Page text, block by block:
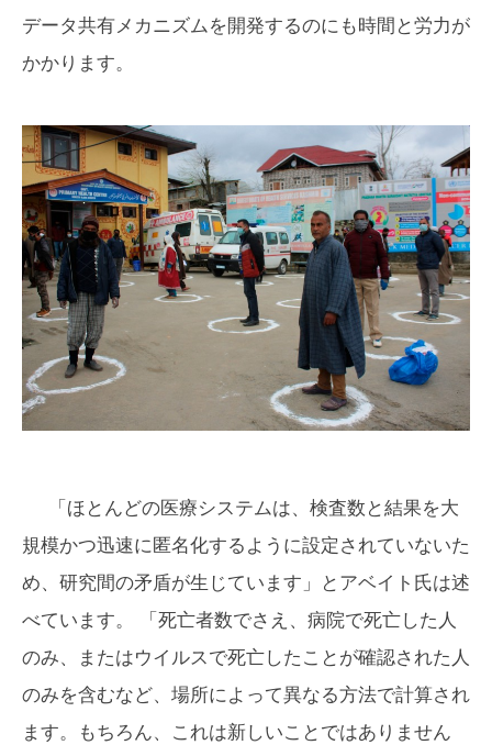
データ共有メカニズムを開発するのにも時間と労力が
かかります。
「ほとんどの医療システムは、検査数と結果を大
規模かつ迅速に匿名化するように設定されていないた
め、研究間の矛盾が生じています」とアベイト氏は述
べています。 「死亡者数でさえ、病院で死亡した人
のみ、またはウイルスで死亡したことが確認された人
のみを含むなど、場所によって異なる方法で計算され
ます。もちろん、これは新しいことではありません